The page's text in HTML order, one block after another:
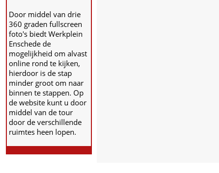
Door middel van drie
360 graden fullscreen
foto's biedt Werkplein
Enschede de
mogelijkheid om alvast
online rond te kijken,
hierdoor is de stap
minder groot om naar
binnen te stappen. Op
de website kunt u door
middel van de tour
door de verschillende
ruimtes heen lopen.